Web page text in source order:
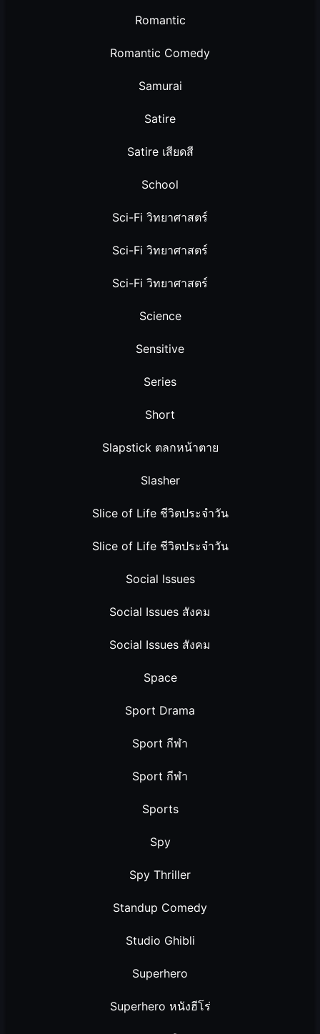
Romantic
Romantic Comedy
Samurai
Satire
Satire เสียดสี
School
Sci-Fi วิทยาศาสตร์
Sci-Fi วิทยาศาสตร์
Sci-Fi วิทยาศาสตร์
Science
Sensitive
Series
Short
Slapstick ตลกหน้าตาย
Slasher
Slice of Life ชีวิตประจำวัน
Slice of Life ชีวิตประจำวัน
Social Issues
Social Issues สังคม
Social Issues สังคม
Space
Sport Drama
Sport กีฬา
Sport กีฬา
Sports
Spy
Spy Thriller
Standup Comedy
Studio Ghibli
Superhero
Superhero หนังฮีโร่